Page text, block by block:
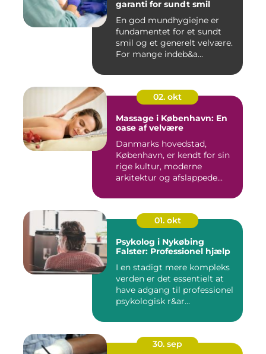
garanti for sundt smil
En god mundhygiejne er
fundamentet for et sundt
smil og et generelt velvære.
For mange indeb&a...
02. okt
Massage i København: En
oase af velvære
Danmarks hovedstad,
København, er kendt for sin
rige kultur, moderne
arkitektur og afslappede...
01. okt
Psykolog i Nykøbing
Falster: Professionel hjælp
I en stadigt mere kompleks
verden er det essentielt at
have adgang til professionel
psykologisk r&ar...
30. sep